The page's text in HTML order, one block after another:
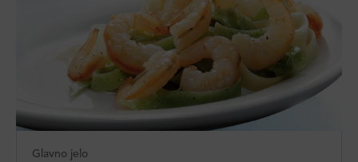
Glavno jelo